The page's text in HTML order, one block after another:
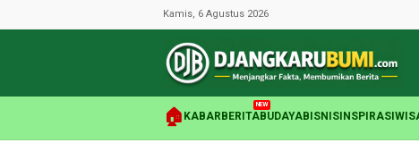
Kamis, 6 Agustus 2026
🏠 KABAR BERITA
NEW
BUDAYABISNIS INSPIRASI